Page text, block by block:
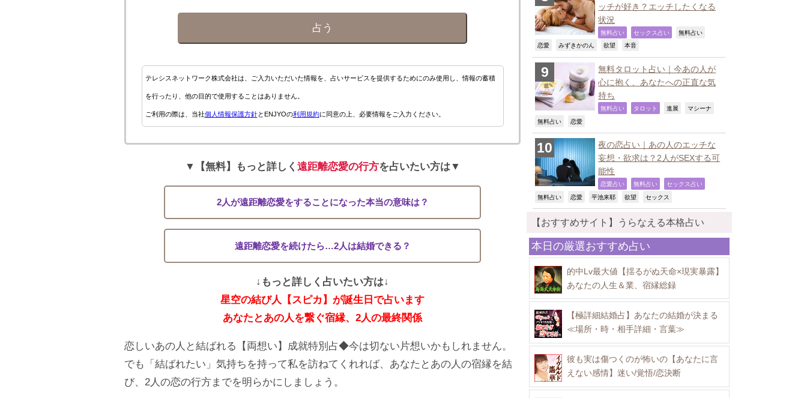
占う
テレシスネットワーク株式会社は、ご入力いただいた情報を、占いサービスを提供するためにのみ使用し、情報の蓄積
を行ったり、他の目的で使用することはありません。
ご利用の際は、当社個人情報保護方針とENJYOの利用規約に同意の上、必要情報をご入力ください。
▼【無料】もっと詳しく 遠距離恋愛の行方を占いたい方は▼
2人が遠距離恋愛をすることになった本当の意味は？
遠距離恋愛を続けたら…2人は結婚できる？
↓もっと詳しく占いたい方は↓
星空の結び人【スピカ】が誕生日で占います
あなたとあの人を繋ぐ宿縁、2人の最終関係
恋しいあの人と結ばれる【両想い】成就特別占◆今は切ない片想いかもしれません。
でも「結ばれたい」気持ちを持って私を訪ねてくれれば、あなたとあの人の宿縁を結
び、2人の恋の行方までを明らかにしましょう。
ッチが好き？エッチしたくなる
状況
無料占い セックス占い 無料占い
恋愛 みずきかのん 欲望 本音
無料タロット占い｜今あの人が
心に抱く、あなたへの正直な気
持ち
無料占い タロット 進展 マシーナ
無料占い 恋愛
夜の恋占い｜あの人のエッチな
妄想・欲求は？2人がSEXする可
能性
恋愛占い 無料占い セックス占い
無料占い 恋愛 平池来耶 欲望 セックス
【おすすめサイト】うらなえる本格占い
本日の厳選おすすめ占い
的中Lv最大値【揺るがぬ天命×現実暴露】
あなたの人生＆業、宿縁総録
【極詳細結婚占】あなたの結婚が決まる
≪場所・時・相手詳細・言葉≫
彼も実は傷つくのが怖いの【あなたに言
えない感情】迷い/覚悟/恋決断